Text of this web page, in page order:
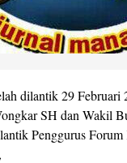
dilantik 29 Februari
SH dan Wakil
Penggurus